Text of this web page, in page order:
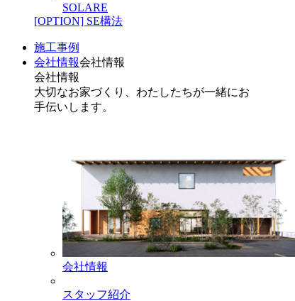
SOLARE
[OPTION] SE構法
施工事例
会社情報会社情報
会社情報
大切なお家づくり、わたしたちが一緒にお
手伝いします。
会社情報
スタッフ紹介